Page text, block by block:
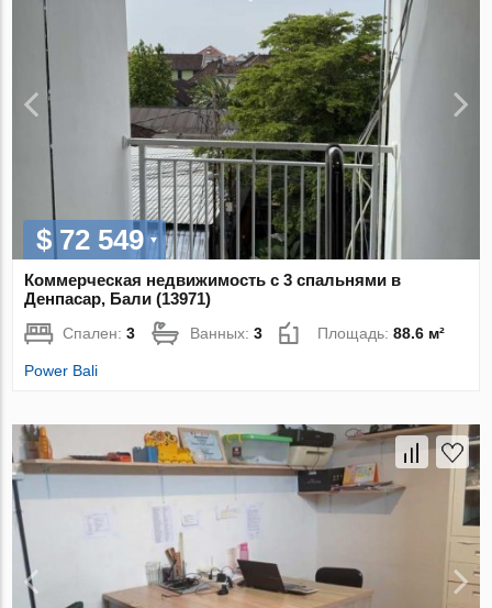
$ 72 549
Коммерческая недвижимость с 3 спальнями в
Денпасар, Бали (13971)
Спален:3 Ванных:3 Площадь:88.6 м²
Power Bali